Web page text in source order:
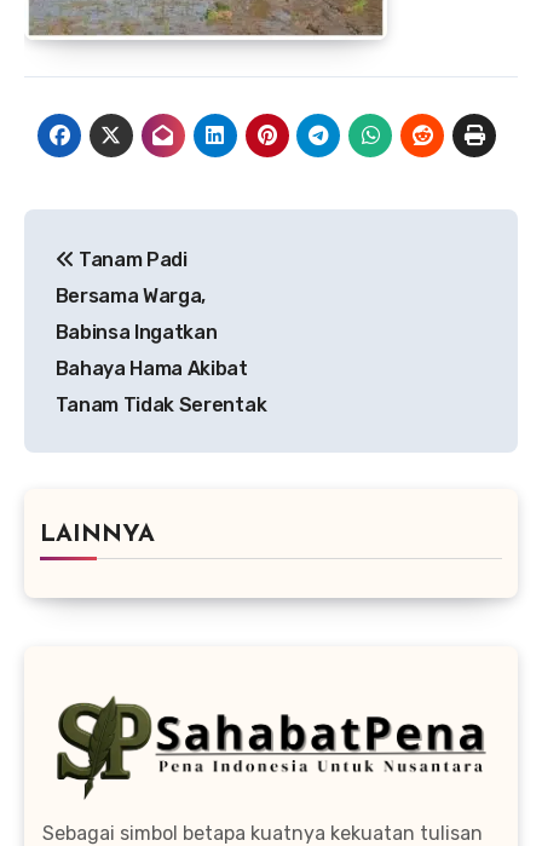
pos
Tanam Padi
Bersama Warga,
Babinsa Ingatkan
Bahaya Hama Akibat
Tanam Tidak Serentak
LAINNYA
Sebagai simbol betapa kuatnya kekuatan tulisan